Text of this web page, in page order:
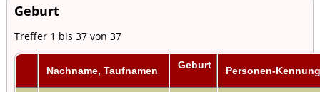
Geburt
Treffer 1 bis 37 von 37
Nachname, Taufnamen Geburt Personen-Kennung